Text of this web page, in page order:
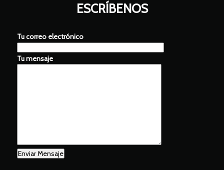
ESCRÍBENOS
Tu correo electrónico
Tu mensaje